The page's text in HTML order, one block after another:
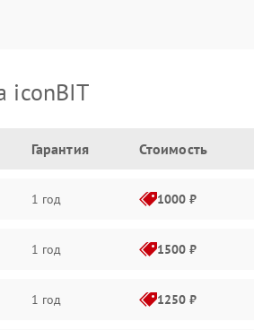
iconBIT
Гарантия Стоимость
1 год 1000 ₽
1 год 1500 ₽
1 год 1250 ₽